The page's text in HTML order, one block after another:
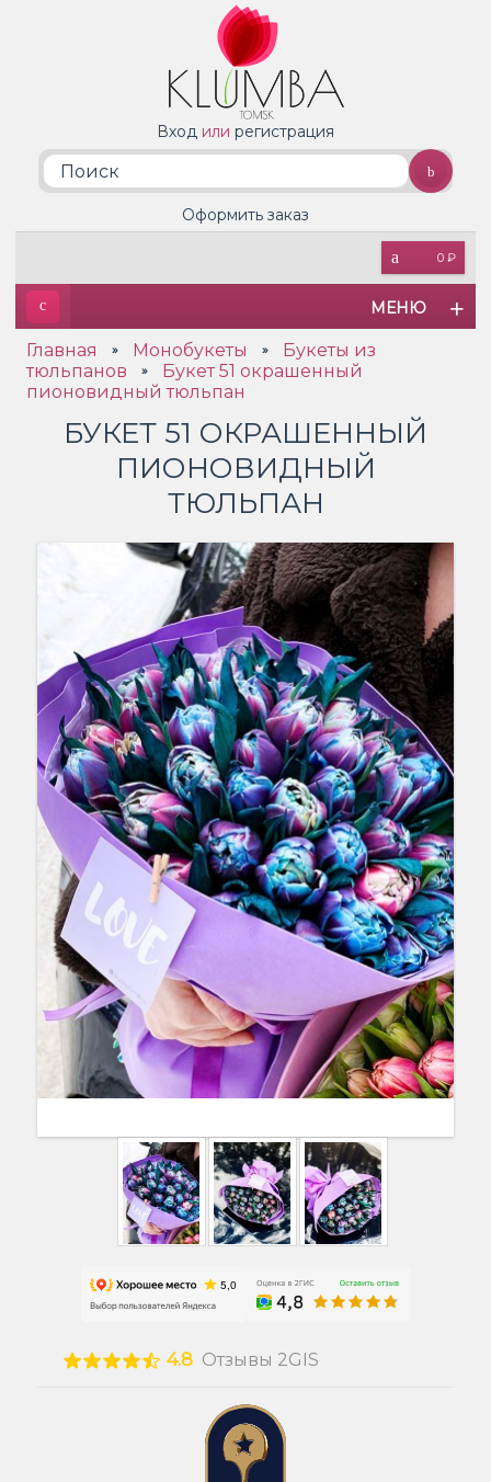
Вход или регистрация
0 ₽
Оформить заказ
МЕНЮ
Главная » Монобукеты »
Букеты из
тюльпанов
»
Букет 51 окрашенный
пионовидный тюльпан
БУКЕТ 51 ОКРАШЕННЫЙ
ПИОНОВИДНЫЙ
ТЮЛЬПАН
4.8 Отзывы 2GIS